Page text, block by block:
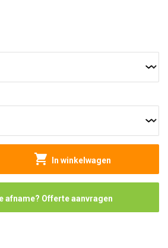
In winkelwagen
afname? Offerte aanvragen